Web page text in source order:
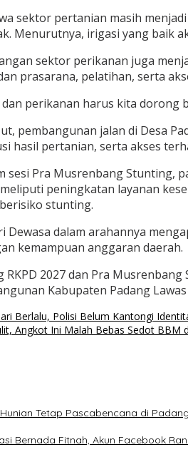
sektor pertanian masih
Menurutnya, irigasi yang baik
sektor perikanan juga
prasarana, pelatihan, serta
perikanan harus kita dorong
pembangunan jalan di Desa
hasil pertanian, serta akses
sesi Pra Musrenbang Stunting,
peningkatan layanan
stunting.
Dewasa dalam arahannya
kemampuan anggaran daerah.
RKPD 2027 dan Pra
Kabupaten Padang
Berlalu, Polisi Belum Kantongi
Angkot Ini Malah Bebas Sedot BBM
Tetap Pascabencana di
Bernada Fitnah, Akun Facebook